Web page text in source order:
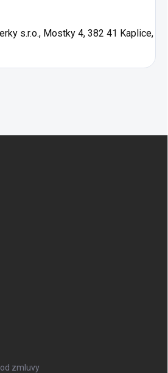
s.r.o., Mostky 4, 382 41 Kaplice,
zmluvy